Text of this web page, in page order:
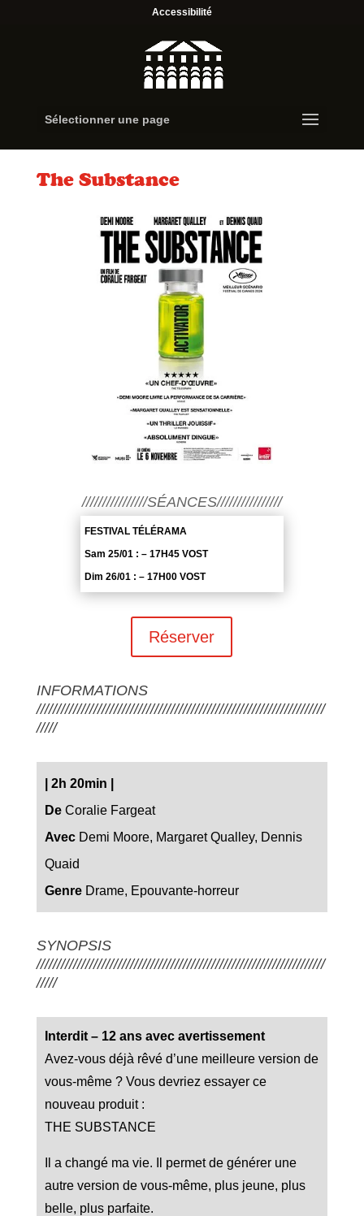
Accessibilité
Sélectionner une page
The Substance
////////////////SÉANCES////////////////
FESTIVAL TÉLÉRAMA
Sam 25/01 : – 17H45 VOST
Dim 26/01 : – 17H00 VOST
Réserver
INFORMATIONS
///////////////////////////////////////////////////////////////////////
/////
2h 20min
DeCoralie Fargeat
AvecDemi Moore, Margaret Qualley, Dennis
Quaid
GenreDrame, Epouvante-horreur
SYNOPSIS
///////////////////////////////////////////////////////////////////////
/////
Interdit – 12 ans avec avertissement
Avez-vous déjà rêvé d’une meilleure version de
vous-même ? Vous devriez essayer ce
nouveau produit :
THE SUBSTANCE
Il a changé ma vie. Il permet de générer une
autre version de vous-même, plus jeune, plus
belle, plus parfaite.